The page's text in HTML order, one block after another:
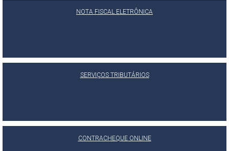
NOTA FISCAL ELETRÔNICA
SERVIÇOS TRIBUTÁRIOS
CONTRACHEQUE ONLINE